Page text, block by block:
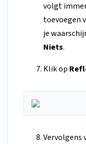
volgt
toevoegen
je
Niets.
Klik op
Vervolgens